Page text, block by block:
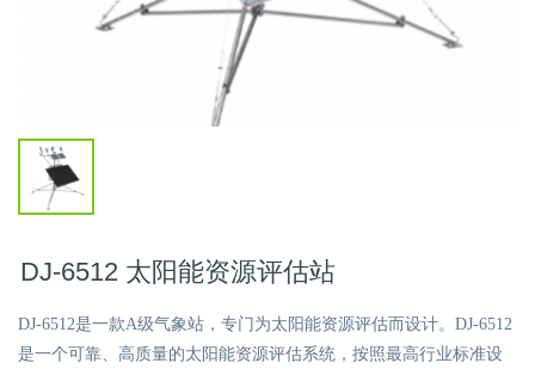
DJ-6512 太阳能资源评估站
DJ-6512是一款A级气象站，专门为太阳能资源评估而设计。DJ-6512
是一个可靠、高质量的太阳能资源评估系统，按照最高行业标准设